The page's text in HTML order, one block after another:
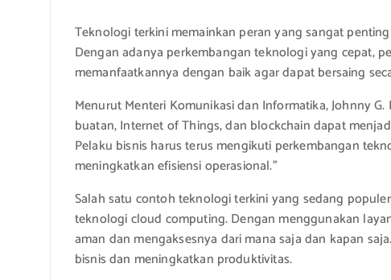
Teknologi terkini memainkan peran yang sangat
Dengan adanya perkembangan teknologi yang cepat,
memanfaatkannya dengan baik agar dapat bersaing
Menurut Menteri Komunikasi dan Informatika, Johnny
buatan, Internet of Things, dan blockchain dapat
Pelaku bisnis harus terus mengikuti perkembangan
meningkatkan efisiensi operasional.”
Salah satu contoh teknologi terkini yang sedang
teknologi cloud computing. Dengan menggunakan
aman dan mengaksesnya dari mana saja dan kapan
bisnis dan meningkatkan produktivitas.